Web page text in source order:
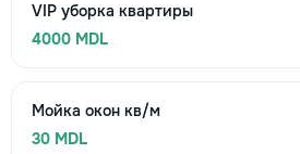
VIP уборка квартиры
4000 MDL
Мойка окон кв/м
30 MDL